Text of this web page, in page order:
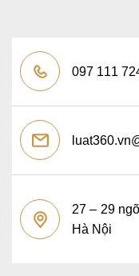
097 111
27 – 29
Hà Nội